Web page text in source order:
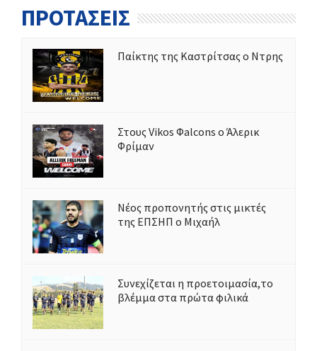
ΠΡΟΤΑΣΕΙΣ
Παίκτης της Καστρίτσας ο Ντρης
Στους Vikos Φalcons ο Άλερικ
Φρίμαν
Νέος προπονητής στις μικτές
της ΕΠΣΗΠ ο Μιχαήλ
Συνεχίζεται η προετοιμασία,το
βλέμμα στα πρώτα φιλικά